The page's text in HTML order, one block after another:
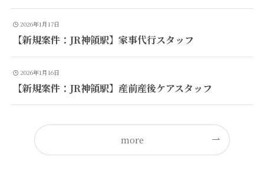
2026年1月17日
【新規案件：JR神領駅】家事代行スタッフ
2026年1月16日
【新規案件：JR神領駅】産前産後ケアスタッフ
more